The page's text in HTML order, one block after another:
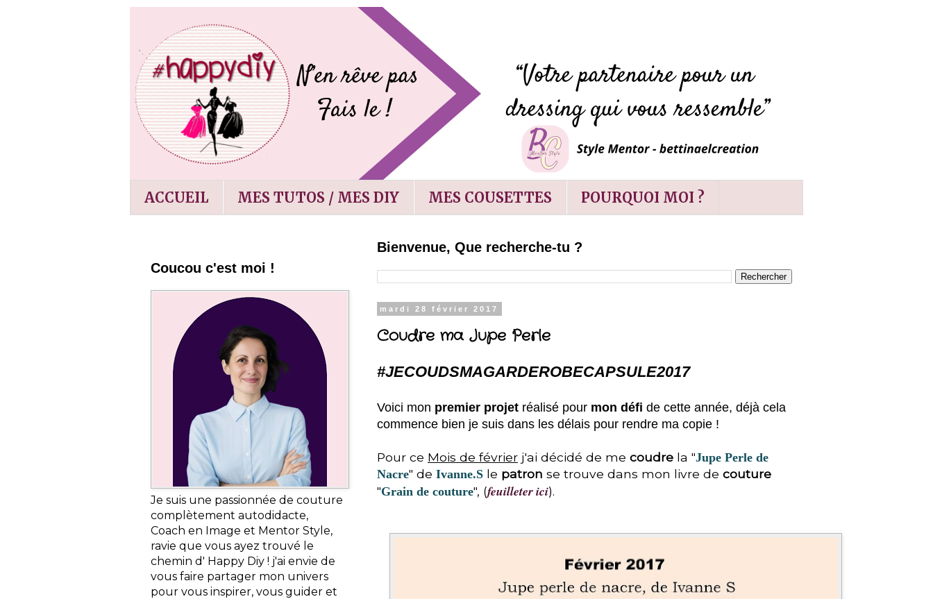
ACCUEIL MES TUTOS / MES DIY MES COUSETTES POURQUOI MOI ?
Bienvenue, Que recherche-tu ?
mardi 28 février 2017
Coudre ma Jupe Perle
#JECOUDSMAGARDEROBECAPSULE2017
Voici mon premier projet réalisé pour mon défi de cette année, déjà cela
commence bien je suis dans les délais pour rendre ma copie !
Pour ce Mois de février j'ai décidé de me coudre la "Jupe Perle de
Nacre" de Ivanne.S le patron se trouve dans mon livre de couture
"Grain de couture", (feuilleter ici).
Coucou c'est moi !
Je suis une passionnée de couture
complètement autodidacte,
Coach en Image et Mentor Style,
ravie que vous ayez trouvé le
chemin d' Happy Diy ! j'ai envie de
vous faire partager mon univers
pour vous inspirer, vous guider et